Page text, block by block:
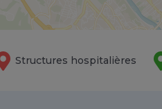
Structures hospitalières